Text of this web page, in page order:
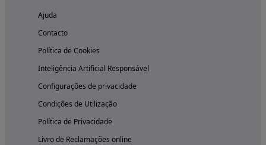
Ajuda
Contacto
Política de Cookies
Inteligência Artificial Responsável
Configurações de privacidade
Condições de Utilização
Política de Privacidade
Livro de Reclamações online